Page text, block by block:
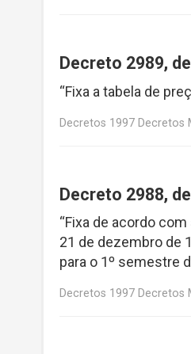
Decreto 2989,
“Fixa a tabela de
Decretos 1997 Decretos
Decreto 2988,
“Fixa de acordo
21 de dezembro de
para o 1º semestre
Decretos 1997 Decretos